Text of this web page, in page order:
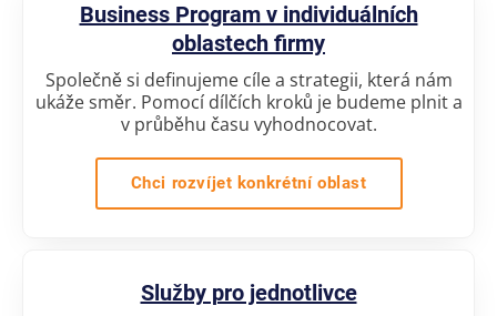
Business Program v individuálních
oblastech firmy
Společně si definujeme cíle a strategii, která nám
ukáže směr. Pomocí dílčích kroků je budeme plnit a
v průběhu času vyhodnocovat.
Chci rozvíjet konkrétní oblast
Služby pro jednotlivce